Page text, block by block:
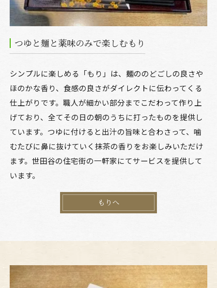
つゆと麺と薬味のみで楽しむもり
シンプルに楽しめる「もり」は、麺ののどごしの良さや
ほのかな香り、食感の良さがダイレクトに伝わってくる
仕上がりです。職人が細かい部分までこだわって作り上
げており、全てその日の朝のうちに打ったものを提供し
ています。つゆに付けると出汁の旨味と合わさって、噛
むたびに鼻に抜けていく抹茶の香りをお楽しみいただけ
ます。世田谷の住宅街の一軒家にてサービスを提供して
います。
もりへ